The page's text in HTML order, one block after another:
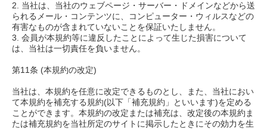
2. 当社は、当社のウェブページ・サーバー・ドメインなどから送
られるメール・コンテンツに、コンピューター・ウィルスなどの
有害なものが含まれていないことを保証いたしません。
3. 会員が本規約等に違反したことによって生じた損害について
は、当社は一切責任を負いません。
第11条 (本規約の改定)
当社は、本規約を任意に改定できるものとし、また、当社におい
て本規約を補充する規約(以下「補充規約」といいます)を定める
ことができます。本規約の改定または補充は、改定後の本規約ま
たは補充規約を当社所定のサイトに掲示したときにその効力を生